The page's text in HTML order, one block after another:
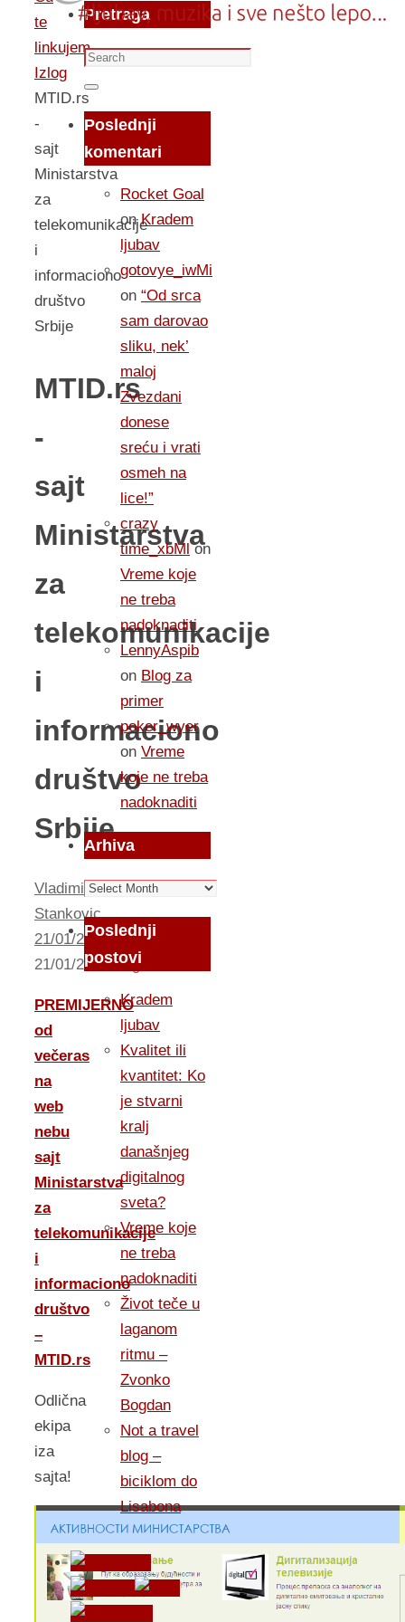
te
linkujem...
Izlog
MTID.rs
-
sajt
Ministarstva
za
telekomunikacije
i
informaciono
društvo
Srbije
MTID.rs
-
sajt
Ministarstva
za
telekomunikacije
i
informaciono
društvo
Srbije
Vladimir
Stankovic
21/01/2011
21/01/2011Izlog
PREMIJERNO
od
večeras
na
web
nebu
sajt
Ministarstva
za
telekomunikacije
i
informaciono
društvo
–
MTID.rs
Odlična
ekipa
iza
sajta!
Pretraga
Search
for:
Search
Poslednji
komentari
Rocket Goal
onKradem
ljubav
gotovye_iwMi
on “Od srca
sam darovao
sliku, nek’
maloj
Zvezdani
donese
sreću i vrati
osmeh na
lice!”
crazy
time_xbMlon
Vreme koje
ne treba
nadoknaditi
LennyAspib
on Blog za
primer
poker_wyer
on Vreme
koje ne treba
nadoknaditi
Arhiva
Arhiva
Poslednji
postovi
Kradem
ljubav
Kvalitet ili
kvantitet: Ko
je stvarni
kralj
današnjeg
digitalnog
sveta?
Vreme koje
ne treba
nadoknaditi
Život teče u
laganom
ritmu –
Zvonko
Bogdan
Not a travel
blog –
biciklom do
Lisabona